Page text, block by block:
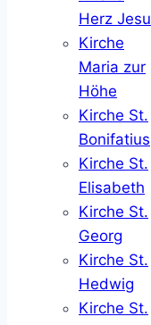
Herz Jesu
Kirche
Maria zur
Höhe
Kirche St.
Bonifatius
Kirche St.
Elisabeth
Kirche St.
Georg
Kirche St.
Hedwig
Kirche St.